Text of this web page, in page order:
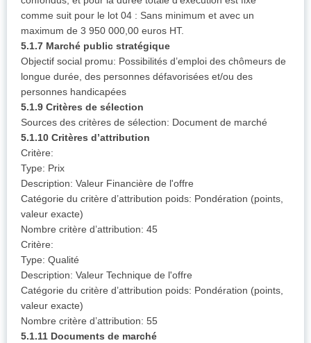
comme suit pour le lot 04 : Sans minimum et avec un
maximum de 3 950 000,00 euros HT.
5.1.7 Marché public stratégique
Objectif social promu: Possibilités d’emploi des chômeurs de
longue durée, des personnes défavorisées et/ou des
personnes handicapées
5.1.9 Critères de sélection
Sources des critères de sélection: Document de marché
5.1.10 Critères d’attribution
Critère:
Type: Prix
Description: Valeur Financière de l'offre
Catégorie du critère d’attribution poids: Pondération (points,
valeur exacte)
Nombre critère d’attribution: 45
Critère:
Type: Qualité
Description: Valeur Technique de l'offre
Catégorie du critère d’attribution poids: Pondération (points,
valeur exacte)
Nombre critère d’attribution: 55
5.1.11 Documents de marché